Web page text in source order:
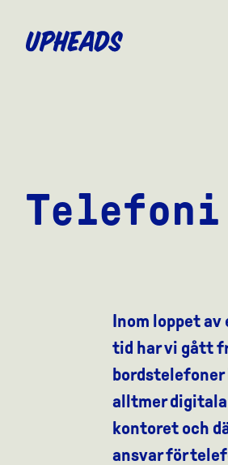
Inom loppet
tid har vi gått
bordstelefoner
alltmer
kontoret och
ansvar för